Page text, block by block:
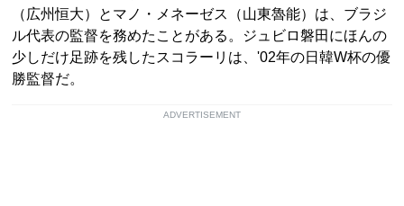
（広州恒大）とマノ・メネーゼス（山東魯能）は、ブラジ
ル代表の監督を務めたことがある。ジュビロ磐田にほんの
少しだけ足跡を残したスコラーリは、'02年の日韓W杯の優
勝監督だ。
ADVERTISEMENT